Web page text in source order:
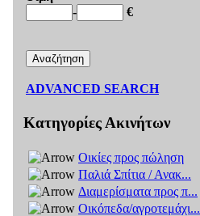
-
€
ADVANCED SEARCH
Κατηγορίες Ακινήτων
Οικίες προς πώληση
Παλιά Σπίτια / Ανακ...
Διαμερίσματα προς π...
Οικόπεδα/αγροτεμάχι...